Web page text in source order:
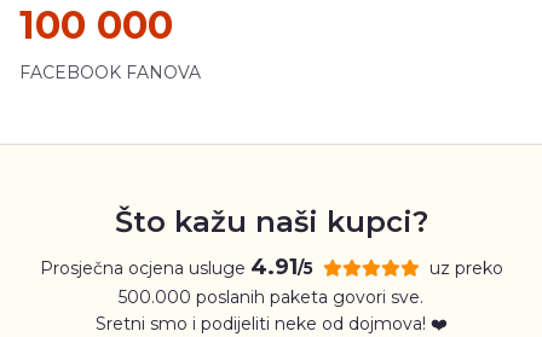
100 000
FACEBOOK FANOVA
Što kažu naši kupci?
Prosječna ocjena usluge 4.91/5
uz preko
500.000 poslanih paketa govori sve.
Sretni smo i podijeliti neke od dojmova! ❤️